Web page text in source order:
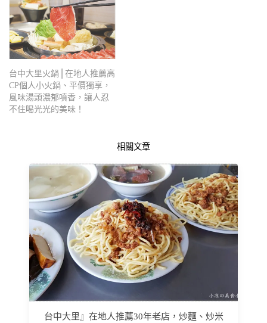
台中大里火鍋║在地人推薦高
CP個人小火鍋、平價獨享，
風味湯頭濃郁噴香，讓人忍
不住喝光光的美味！
相關文章
台中大里』在地人推薦30年老店，炒麵、炒米